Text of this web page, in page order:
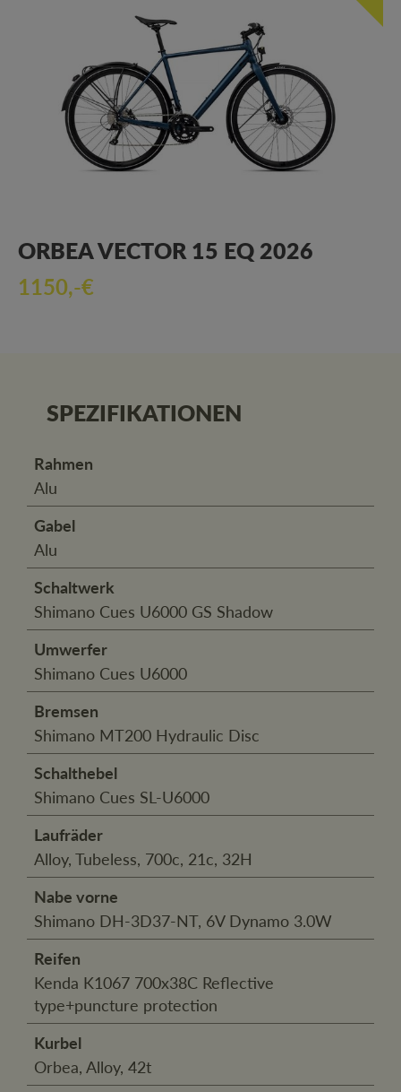
ORBEA VECTOR 15 EQ 2026
1150,-€
SPEZIFIKATIONEN
Rahmen
Alu
Gabel
Alu
Schaltwerk
Shimano Cues U6000 GS Shadow
Umwerfer
Shimano Cues U6000
Bremsen
Shimano MT200 Hydraulic Disc
Schalthebel
Shimano Cues SL-U6000
Laufräder
Alloy, Tubeless, 700c, 21c, 32H
Nabe vorne
Shimano DH-3D37-NT, 6V Dynamo 3.0W
Reifen
Kenda K1067 700x38C Reflective
type+puncture protection
Kurbel
Orbea, Alloy, 42t